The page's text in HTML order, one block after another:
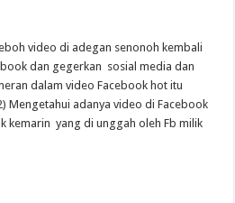
video di adegan senonoh kembali
dan gegerkan sosial media dan
dalam video Facebook hot itu
Mengetahui adanya video di Facebook
kemarin yang di unggah oleh Fb milik